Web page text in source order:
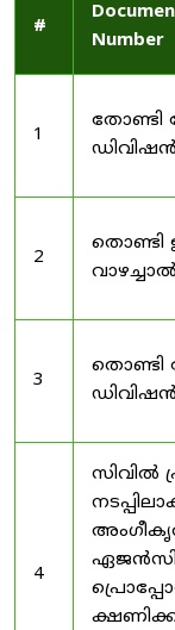
#
Number
1
തോണ്ടി
ഡിവിഷൻ
2
തൊണ്ടി
3
തൊണ്ടി
ഡിവിഷൻ
4
സിവിൽ